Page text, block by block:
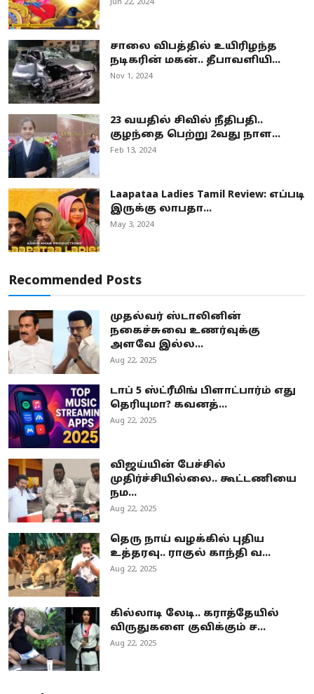
Jun 22, 2024
சாலை விபத்தில் உயிரிழந்த
நடிகரின் மகன்.. தீபாவளியி...
Nov 1, 2024
23 வயதில் சிவில் நீதிபதி..
குழந்தை பெற்று 2வது நாள...
Feb 13, 2024
Laapataa Ladies Tamil Review: எப்படி
இருக்கு லாபதா...
May 3, 2024
Recommended Posts
முதல்வர் ஸ்டாலினின்
நகைச்சுவை உணர்வுக்கு
அளவே இல்ல...
Aug 22, 2025
டாப் 5 ஸ்ட்ரீமிங் பிளாட்பார்ம் எது
தெரியுமா? கவனத்...
Aug 22, 2025
விஜய்யின் பேச்சில்
முதிர்ச்சியில்லை.. கூட்டணியை
நம...
Aug 22, 2025
தெரு நாய் வழக்கில் புதிய
உத்தரவு.. ராகுல் காந்தி வ...
Aug 22, 2025
கில்லாடி லேடி.. கராத்தேயில்
விருதுகளை குவிக்கும் ச...
Aug 22, 2025